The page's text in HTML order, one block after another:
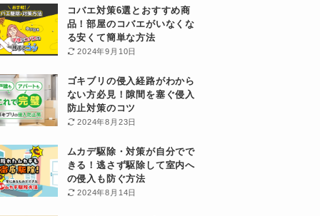
コバエ対策6選とおすすめ商
品！部屋のコバエがいなくな
る安くて簡単な方法
2024年9月10日
ゴキブリの侵入経路がわから
ない方必見！隙間を塞ぐ侵入
防止対策のコツ
2024年8月23日
ムカデ駆除・対策が自分でで
きる！逃さず駆除して室内へ
の侵入も防ぐ方法
2024年8月14日